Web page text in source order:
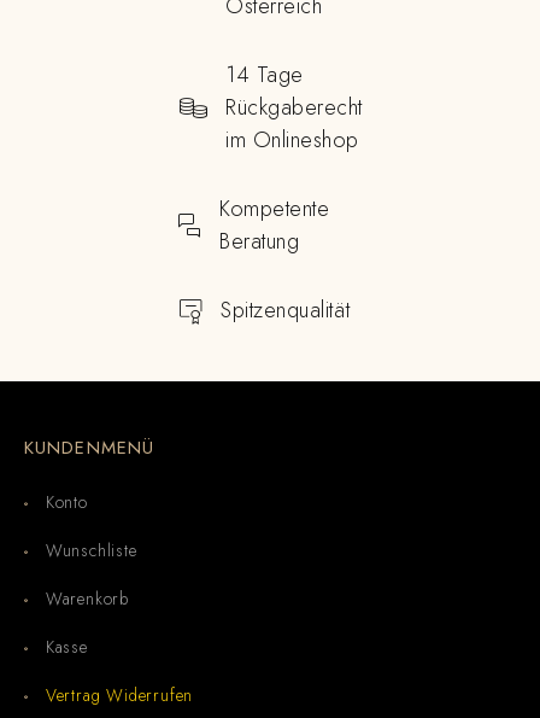
14 Tage
Rückgaberecht
im Onlineshop
Kompetente
Beratung
Spitzenqualität
KUNDENMENÜ
Konto
Wunschliste
Warenkorb
Kasse
Vertrag Widerrufen